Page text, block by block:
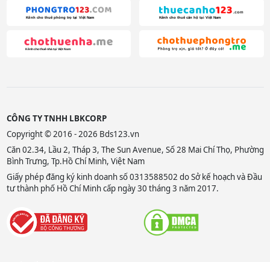
CÔNG TY TNHH LBKCORP
Copyright © 2016 - 2026 Bds123.vn
Căn 02.34, Lầu 2, Tháp 3, The Sun Avenue, Số 28 Mai Chí Thọ, Phường
Bình Trưng, Tp.Hồ Chí Minh, Việt Nam
Giấy phép đăng ký kinh doanh số 0313588502 do Sở kế hoạch và Đầu
tư thành phố Hồ Chí Minh cấp ngày 30 tháng 3 năm 2017.